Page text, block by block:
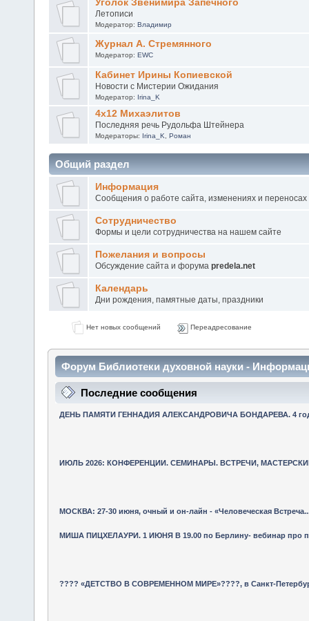
Уголок Звенимира Запечного
Летописи
Модератор: Владимир
Журнал А. Стремянного
Модератор: EWC
Кабинет Ирины Копиевской
Новости с Мистерии Ожидания
Модератор: Irina_K
4х12 Михаэлитов
Последняя речь Рудольфа Штейнера
Модераторы: Irina_K Роман
Общий раздел
Информация
Сообщения о работе сайта, изменениях и переносах
Сотрудничество
Формы и цели сотрудничества на нашем сайте
Пожелания и вопросы
Обсуждение сайта и форума predela.net
Календарь
Дни рождения, памятные даты, праздники
Нет новых сообщений Переадресование
Форум Библиотеки духовной науки -
Последние сообщения
ДЕНЬ ПАМЯТИ ГЕННАДИЯ АЛЕКСАНДРОВИЧА БОНДАРЕВА. 4 года
ИЮЛЬ 2026: КОНФЕРЕНЦИИ. СЕМИНАРЫ. ВСТРЕЧИ,
МОСКВА: 27-30 июня, очный и он-лайн - «Человеческая
МИША ПИЦХЕЛАУРИ. 1 ИЮНЯ В 19.00 по Берлину- вебинар про
???? «ДЕТСТВО В СОВРЕМЕННОМ МИРЕ»????, в Санкт-